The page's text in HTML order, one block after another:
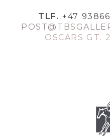
TLF. +47
OSCARS GT.